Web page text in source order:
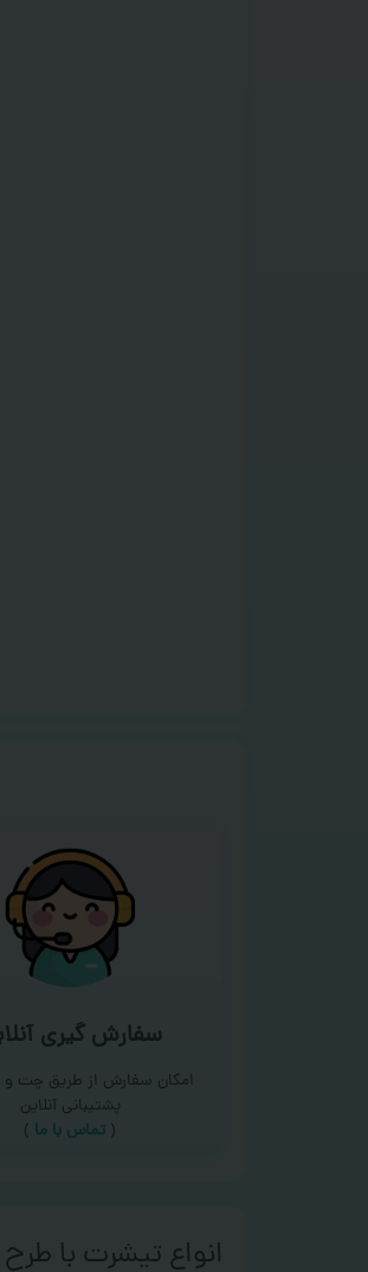
سفارش گیری
امکان سفارش از طریق چت و
پشتیبانی آنلاین
( تماس با ما‌ )
انواع تیشرت با طرح